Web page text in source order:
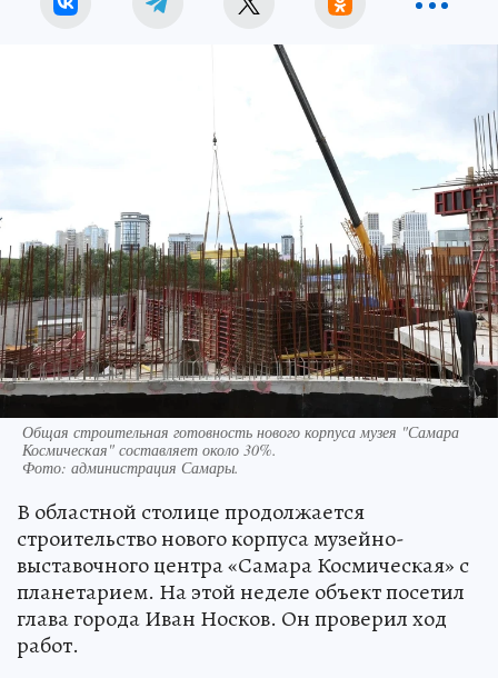
Общая строительная готовность нового корпуса музея "Самара
Космическая" составляет около 30%.
Фото: администрация Самары.
В областной столице продолжается
строительство нового корпуса музейно-
выставочного центра «Самара Космическая» с
планетарием. На этой неделе объект посетил
глава города Иван Носков. Он проверил ход
работ.